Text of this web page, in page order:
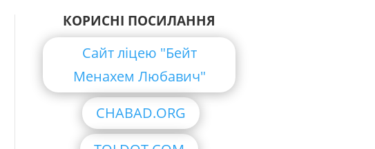
КОРИСНІ ПОСИЛАННЯ
Сайт ліцею "Бейт
Менахем Любавич"
CHABAD.ORG